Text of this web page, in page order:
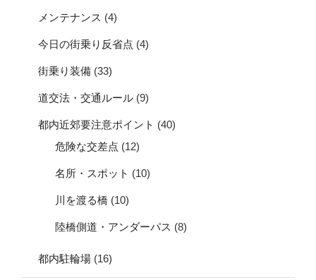
メンテナンス (4)
今日の街乗り反省点 (4)
街乗り装備 (33)
道交法・交通ルール (9)
都内近郊要注意ポイント (40)
危険な交差点 (12)
名所・スポット (10)
川を渡る橋 (10)
陸橋側道・アンダーパス (8)
都内駐輪場 (16)